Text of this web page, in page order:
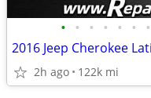
• • • • • • •
2h ago 122k mi